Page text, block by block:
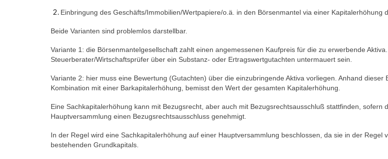
Einbringung des Geschäfts/Immobilien/Wertpapiere/o.ä. in den Börsenmantel via einer Kapitalerhöhung
Beide Varianten sind problemlos darstellbar.
Variante 1: die Börsenmantelgesellschaft zahlt einen angemessenen Kaufpreis für die zu erwerbende
Steuerberater/Wirtschaftsprüfer über ein Substanz- oder Ertragswertgutachten untermauert sein.
Variante 2: hier muss eine Bewertung (Gutachten) über die einzubringende Aktiva vorliegen. Anhand
Kombination mit einer Barkapitalerhöhung, bemisst den Wert der gesamten Kapitalerhöhung.
Eine Sachkapitalerhöhung kann mit Bezugsrecht, aber auch mit Bezugsrechtsausschluß stattfinden,
Hauptversammlung einen Bezugsrechtsausschluss genehmigt.
In der Regel wird eine Sachkapitalerhöhung auf einer Hauptversammlung beschlossen, da sie in der
bestehenden Grundkapitals.